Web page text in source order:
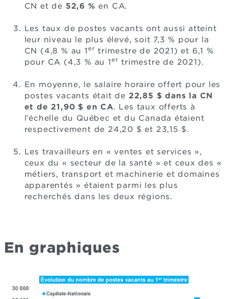
CN et de 52,6 % en CA.
Les taux de postes vacants ont aussi atteint
leur niveau le plus élevé, soit 7,3 % pour la
CN (4,8 % au 1er trimestre de 2021) et 6,1 %
pour CA (4,3 % au 1er trimestre de 2021).
En moyenne, le salaire horaire offert pour les
postes vacants était de 22,85 $ dans la CN
et de 21,90 $ en CA. Les taux offerts à
l’échelle du Québec et du Canada étaient
respectivement de 24,20 $ et 23,15 $.
Les travailleurs en « ventes et services »,
ceux du « secteur de la santé » et ceux des «
métiers, transport et machinerie et domaines
apparentés » étaient parmi les plus
recherchés dans les deux régions.
En graphiques